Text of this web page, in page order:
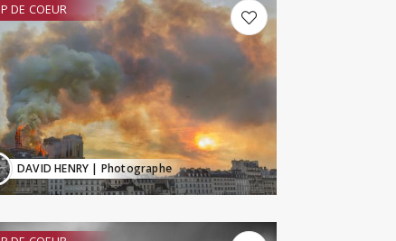
DE COEUR
DAVID HENRY | Photographe